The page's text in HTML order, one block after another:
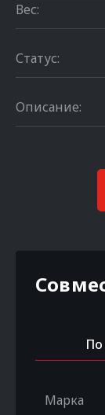
Вес:
Статус:
Описание:
По
Марка